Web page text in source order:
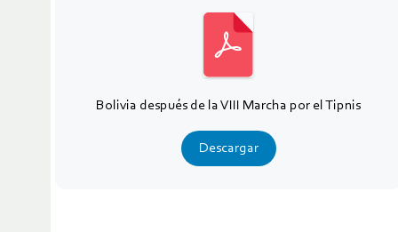
Bolivia después de la VIII Marcha por el Tipnis
Descargar